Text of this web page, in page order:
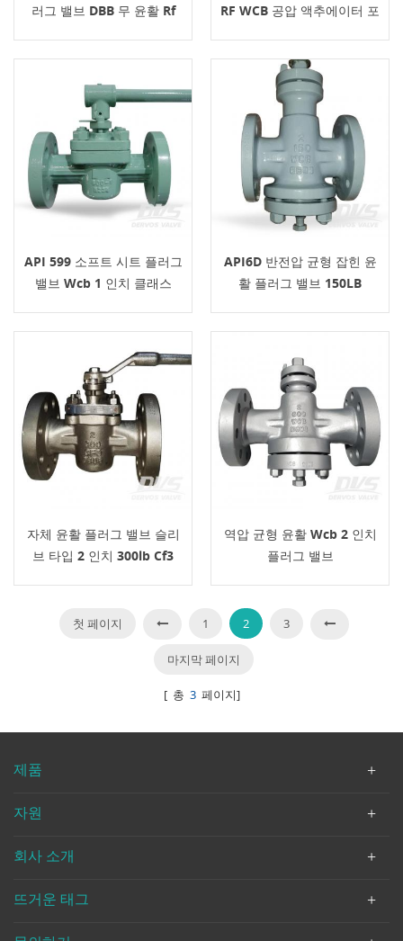
러그 밸브 DBB 무 윤활 Rf
RF WCB 공압 액추에이터 포
API 599 소프트 시트 플러그
밸브 Wcb 1 인치 클래스
API6D 반전압 균형 잡힌 윤
활 플러그 밸브 150LB
자체 윤활 플러그 밸브 슬리
브 타입 2 인치 300lb Cf3
역압 균형 윤활 Wcb 2 인치
플러그 밸브
첫 페이지 1 2 3
마지막 페이지
[ 총 3페이지]
제품
자원
회사 소개
뜨거운 태그